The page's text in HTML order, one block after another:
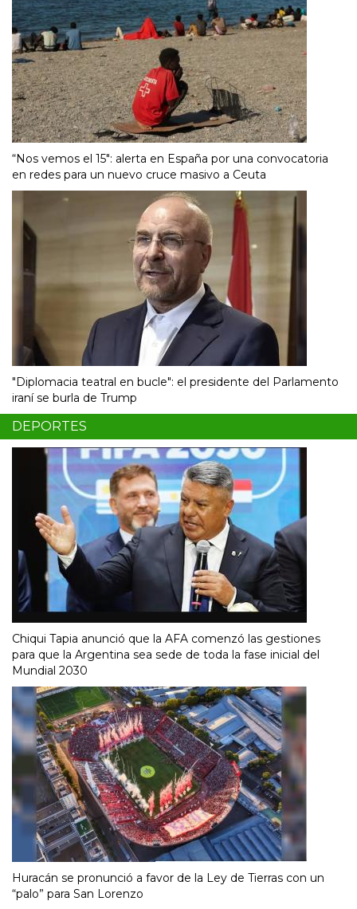
“Nos vemos el 15″: alerta en España por una convocatoria
en redes para un nuevo cruce masivo a Ceuta
"Diplomacia teatral en bucle": el presidente del Parlamento
iraní se burla de Trump
DEPORTES
Chiqui Tapia anunció que la AFA comenzó las gestiones
para que la Argentina sea sede de toda la fase inicial del
Mundial 2030
Huracán se pronunció a favor de la Ley de Tierras con un
“palo” para San Lorenzo